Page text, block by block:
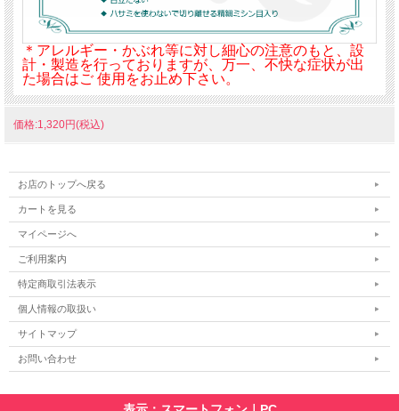
＊アレルギー・かぶれ等に対し細心の注意のもと、設
計・製造を行っておりますが、万一、不快な症状が出
た場合はご 使用をお止め下さい。
価格:1,320円(税込)
お店のトップへ戻る
カートを見る
マイページへ
ご利用案内
特定商取引法表示
個人情報の取扱い
サイトマップ
お問い合わせ